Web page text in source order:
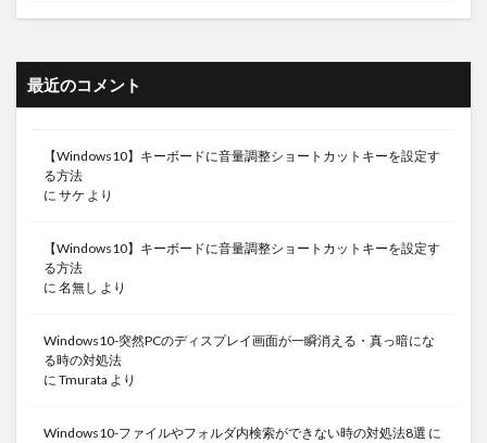
最近のコメント
【Windows10】キーボードに音量調整ショートカットキーを設定す
る方法
に サケ より
【Windows10】キーボードに音量調整ショートカットキーを設定す
る方法
に 名無し より
Windows10-突然PCのディスプレイ画面が一瞬消える・真っ暗にな
る時の対処法
に Tmurata より
Windows10-ファイルやフォルダ内検索ができない時の対処法8選 に